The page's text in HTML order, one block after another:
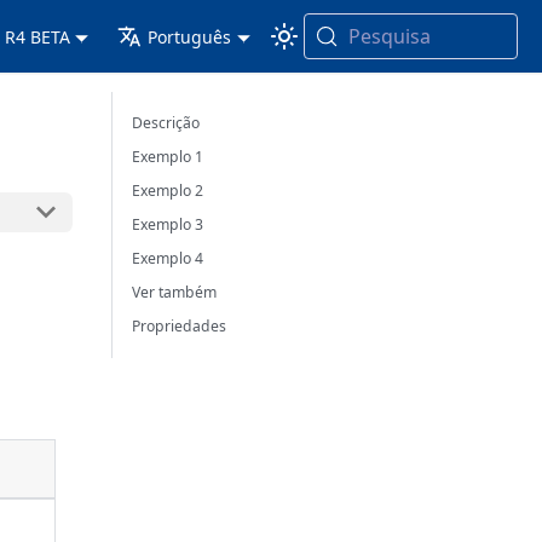
R4 BETA Português Pesquisa
Descrição
Exemplo 1
Exemplo 2
Exemplo 3
Exemplo 4
Ver também
Propriedades